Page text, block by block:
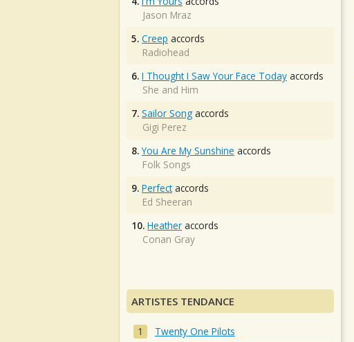
Jason Mraz
5. Creep accords
Radiohead
6. I Thought I Saw Your Face Today accords
She and Him
7. Sailor Song accords
Gigi Perez
8. You Are My Sunshine accords
Folk Songs
9. Perfectaccords
Ed Sheeran
10. Heather accords
Conan Gray
ARTISTES TENDANCE
Twenty One Pilots